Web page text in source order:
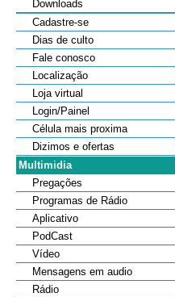
Downloads
Cadastre-se
Dias de culto
Fale conosco
Localização
Loja virtual
Login/Painel
Célula mais proxima
Dizimos e ofertas
Multimidia
Pregações
Programas de Rádio
Aplicativo
PodCast
Vídeo
Mensagens em audio
Rádio